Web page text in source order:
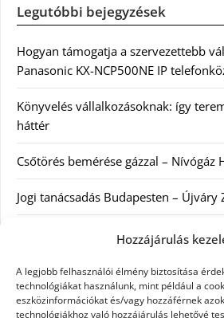
Hozzájárulás
A legjobb felhasználói élmény biztosítása
technológiákat használunk, mint például a
eszközinformációkat és/vagy hozzáférnek
technológiákhoz való hozzájárulás lehetővé
Legutóbbi bejegyzések
Hogyan támogatja a szervezettebb
Panasonic KX-NCP500NE IP
Könyvelés vállalkozásoknak: így
háttér
Csőtörés bemérése gázzal – Nívógáz
Jogi tanácsadás Budapesten –
Arckrémek – mit érdemes tudni az
Kategóriák